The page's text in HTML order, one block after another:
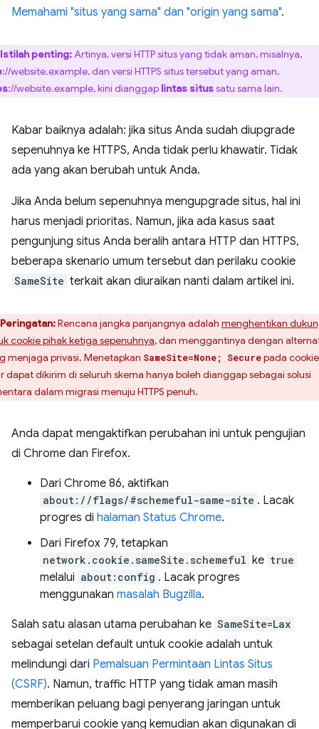
Memahami "situs yang sama" dan "origin yang sama".
Istilah penting:Artinya, versi HTTP situs yang tidak aman, misalnya,
://website.example, dan versi HTTPS situs tersebut yang aman,
://website.example, kini dianggap lintas situssatu sama lain.
Kabar baiknya adalah: jika situs Anda sudah diupgrade
sepenuhnya ke HTTPS, Anda tidak perlu khawatir. Tidak
ada yang akan berubah untuk Anda.
Jika Anda belum sepenuhnya mengupgrade situs, hal ini
harus menjadi prioritas. Namun, jika ada kasus saat
pengunjung situs Anda beralih antara HTTP dan HTTPS,
beberapa skenario umum tersebut dan perilaku cookie
SameSite terkait akan diuraikan nanti dalam artikel ini.
Peringatan:Rencana jangka panjangnya adalah menghentikan
cookie pihak ketiga sepenuhnya, dan menggantinya dengan
menjaga privasi. Menetapkan SameSite=None; Securepada cookie
dapat dikirim di seluruh skema hanya boleh dianggap sebagai solusi
dalam migrasi menuju HTTPS penuh.
Anda dapat mengaktifkan perubahan ini untuk pengujian
di Chrome dan Firefox.
Dari Chrome 86, aktifkan
about://flags/#schemeful-same-site . Lacak
progres di halaman Status Chrome.
Dari Firefox 79, tetapkan
network.cookie.sameSite.schemeful ke true
melalui about:config . Lacak progres
menggunakan masalah Bugzilla.
Salah satu alasan utama perubahan ke SameSite=Lax
sebagai setelan default untuk cookie adalah untuk
melindungi dari Pemalsuan Permintaan Lintas Situs
(CSRF). Namun, traffic HTTP yang tidak aman masih
memberikan peluang bagi penyerang jaringan untuk
memperbarui cookie yang kemudian akan digunakan di